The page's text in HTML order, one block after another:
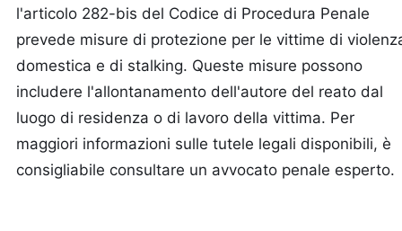
l'articolo 282-bis del Codice di Procedura Penale
prevede misure di protezione per le vittime di
domestica e di stalking. Queste misure possono
includere l'allontanamento dell'autore del reato dal
luogo di residenza o di lavoro della vittima. Per
maggiori informazioni sulle tutele legali disponibili, è
consigliabile consultare un avvocato penale esperto.